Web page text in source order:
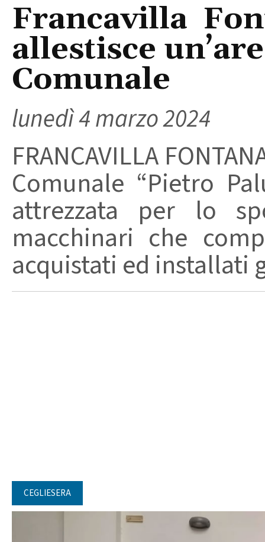
Francavilla
allestisce
Comunale
lunedì 4 marzo 2024
FRANCAVILLA
Comunale “Pietro
attrezzata per lo
macchinari che
acquistati ed installati
CEGLIESERA